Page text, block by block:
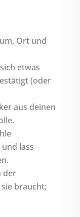
Ort und
etwas
(oder
aus deinen
lass
der
braucht;